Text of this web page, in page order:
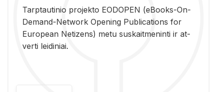
Tarp­tau­ti­nio pro­jek­to EO­DO­PEN (eBo­oks-On-
De­mand-Ne­twork Ope­ning Pub­li­ca­tions for
Eu­ro­pe­an Ne­ti­zens) metu su­skait­me­nin­ti ir at­
ver­ti lei­di­niai.